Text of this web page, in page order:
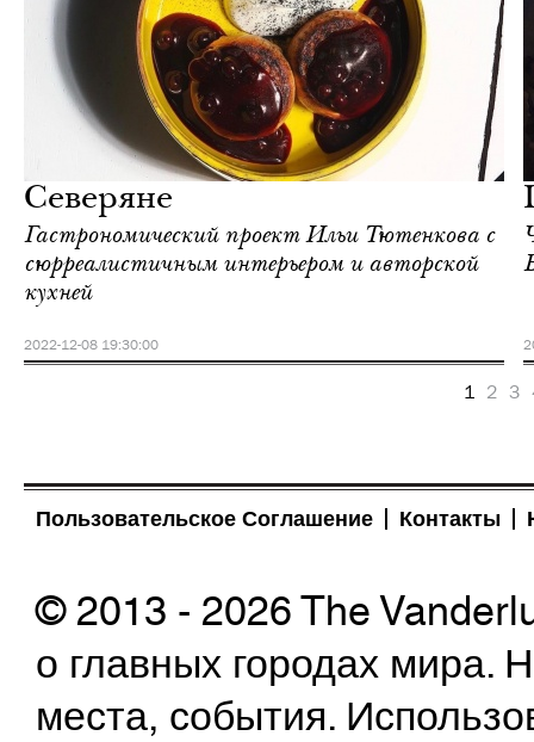
Северяне
Гастрономический проект Ильи Тютенкова с
сюрреалистичным интерьером и авторской
кухней
2022-12-08 19:30:00
жизнь
1 2 3
Пользовательское Соглашение Контакты
© 2013 - 2026 The
о главных городах
места, события.